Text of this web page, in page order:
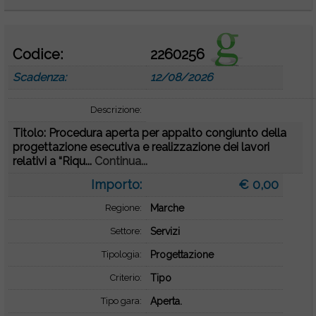
Codice: 2260256
Scadenza: 12/08/2026
Descrizione:
Titolo: Procedura aperta per appalto congiunto della
progettazione esecutiva e realizzazione dei lavori
relativi a “Riqu... Continua...
Importo: € 0,00
Regione: Marche
Settore: Servizi
Tipologia: Progettazione
Criterio: Tipo
Tipo gara: Aperta.